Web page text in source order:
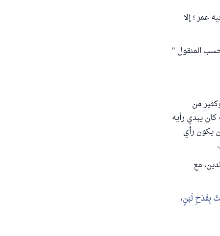
عمر ؛ إلا
المنقول "
من
يبدي رأيه
يكون رأي
مع
بِقَدَحِ لَبَنٍ،